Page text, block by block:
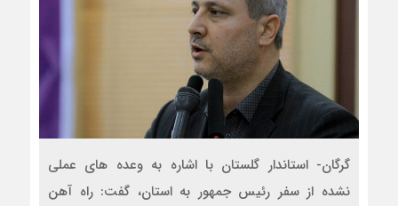
گرگان- استاندار گلستان با اشاره به وعده های عملی
نشده از سفر رئیس جمهور به استان، گفت: راه آهن